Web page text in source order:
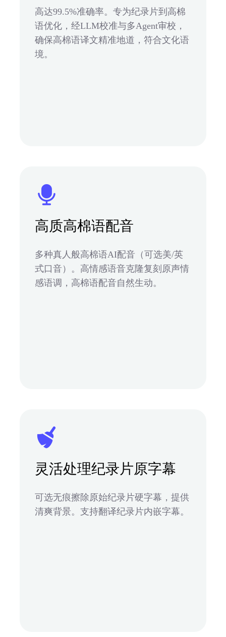
高达99.5%准确率。专为纪录片到高棉
语优化，经LLM校准与多Agent审校，
确保高棉语译文精准地道，符合文化语
境。
高质高棉语配音
多种真人般高棉语AI配音（可选美/英
式口音）。高情感语音克隆复刻原声情
感语调，高棉语配音自然生动。
灵活处理纪录片原字幕
可选无痕擦除原始纪录片硬字幕，提供
清爽背景。支持翻译纪录片内嵌字幕。